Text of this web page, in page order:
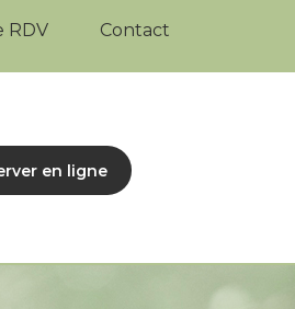
RDV Contact
en ligne